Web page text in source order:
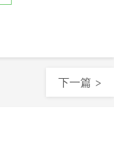
下一篇 >